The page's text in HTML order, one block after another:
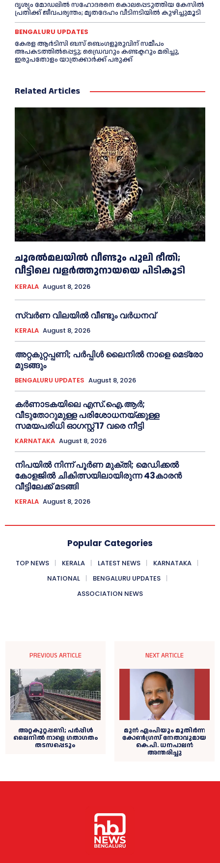
ദൃശ്യം മോഡലിൽ സഹോദരനെ കൊലപ്പെടുത്തിയ കേസിൽ
പ്രതിക്ക് ജീവപര്യന്തം; മൃതദേഹം വീടിനടിയിൽ കുഴിച്ചുമൂടി
BENGALURU UPDATES
കേരള ആർടിസി ബസ് ബെംഗളൂരുവിന് സമീപം
അപകടത്തിൽപ്പെട്ടു; ഡ്രൈവറും കണ്ടക്ടറും മരിച്ചു,
ഇരുപതോളം യാത്രക്കാർക്ക് പരുക്ക്
Related Articles
ചൂരല്‍മലയില്‍ വീണ്ടും പുലി ഭീതി;
വീട്ടിലെ വളര്‍ത്തുനായയെ പിടികൂടി
KERALA August 8, 2026
സ്വർണ വിലയില്‍ വീണ്ടും വർധനവ്
KERALA August 8, 2026
അറ്റകുറ്റപ്പണി; പർപ്പിൾ ലൈനില്‍ നാളെ മെട്രോ
മുടങ്ങും
BENGALURU UPDATES August 8, 2026
കർണാടകയിലെ എസ്.ഐ.ആർ;
വീടുതോറുമുള്ള പരിശോധനയ്ക്കുള്ള
സമയപരിധി ഓഗസ്റ്റ് 17 വരെ നീട്ടി
KARNATAKA August 8, 2026
നിപയില്‍ നിന്ന് പൂര്‍ണ മുക്തി; മെഡിക്കല്‍
കോളജില്‍ ചികിത്സയിലായിരുന്ന 43കാരന്‍
വീട്ടിലേക്ക് മടങ്ങി
KERALA August 8, 2026
Popular Categories
TOP NEWS KERALA LATEST NEWS
KARNATAKA
NATIONAL
BENGALURU UPDATES
ASSOCIATION NEWS
PREVIOUS ARTICLE
അറ്റകുറ്റപ്പണി; പർപ്പിൾ
ലൈനിൽ നാളെ ഗതാഗതം
തടസപ്പെടും
NEXT ARTICLE
മുൻ എംപിയും മുതിർന്ന
കോൺഗ്രസ് നേതാവുമായ
കെ.പി. ധനപാലൻ
അന്തരിച്ചു